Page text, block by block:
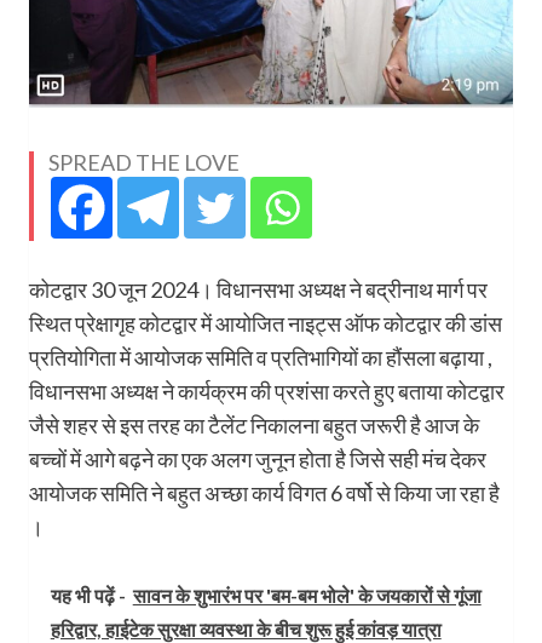
SPREAD THE LOVE
कोटद्वार 30 जून 2024। विधानसभा अध्यक्ष ने बद्रीनाथ मार्ग पर
स्थित प्रेक्षागृह कोटद्वार में आयोजित नाइट्स ऑफ कोटद्वार की डांस
प्रतियोगिता में आयोजक समिति व प्रतिभागियों का हौंसला बढ़ाया ,
विधानसभा अध्यक्ष ने कार्यक्रम की प्रशंसा करते हुए बताया कोटद्वार
जैसे शहर से इस तरह का टैलेंट निकालना बहुत जरूरी है आज के
बच्चों में आगे बढ़ने का एक अलग जुनून होता है जिसे सही मंच देकर
आयोजक समिति ने बहुत अच्छा कार्य विगत 6 वर्षो से किया जा रहा है
।
यह भी पढ़ें - सावन के शुभारंभ पर 'बम-बम भोले' के जयकारों से गूंजा
हरिद्वार, हाईटेक सुरक्षा व्यवस्था के बीच शुरू हुई कांवड़ यात्रा